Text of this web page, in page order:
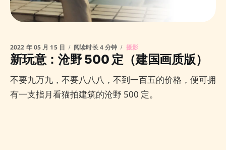
新玩意：沧野 500 定（建国画质版）
2022 年 05 月 15 日 阅读时长 4 分钟 摄影
不要九万九，不要八八八，不到一百五的价格，便可拥
有一支指月看猫拍建筑的沧野 500 定。